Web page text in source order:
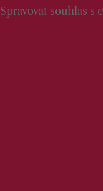
Spravovat souhlas s